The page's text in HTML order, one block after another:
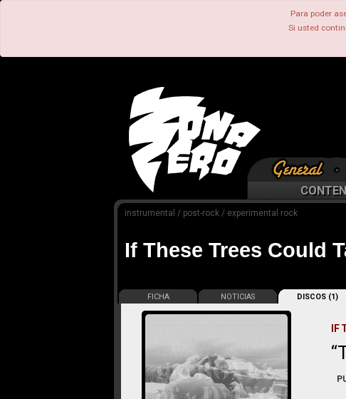
Para poder
Si usted
instrumental / post-rock / experimental rock
If These Trees Could
FICHA NOTICIAS DISCOS (1)
IF